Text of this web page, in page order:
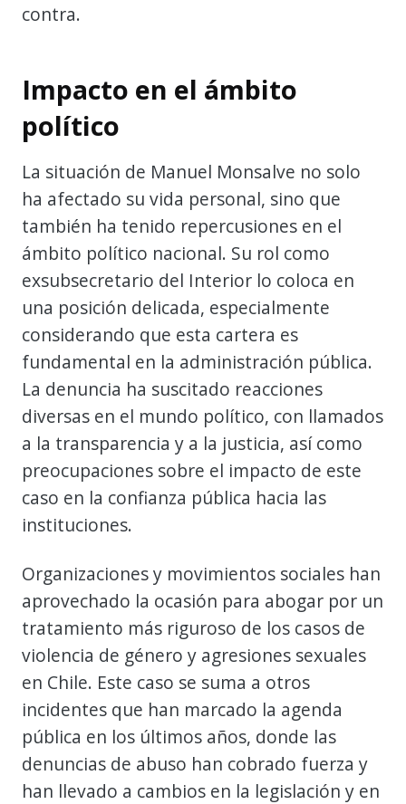
contra.
Impacto en el ámbito
político
La situación de Manuel Monsalve no solo
ha afectado su vida personal, sino que
también ha tenido repercusiones en el
ámbito político nacional. Su rol como
exsubsecretario del Interior lo coloca en
una posición delicada, especialmente
considerando que esta cartera es
fundamental en la administración pública.
La denuncia ha suscitado reacciones
diversas en el mundo político, con llamados
a la transparencia y a la justicia, así como
preocupaciones sobre el impacto de este
caso en la confianza pública hacia las
instituciones.
Organizaciones y movimientos sociales han
aprovechado la ocasión para abogar por un
tratamiento más riguroso de los casos de
violencia de género y agresiones sexuales
en Chile. Este caso se suma a otros
incidentes que han marcado la agenda
pública en los últimos años, donde las
denuncias de abuso han cobrado fuerza y
han llevado a cambios en la legislación y en